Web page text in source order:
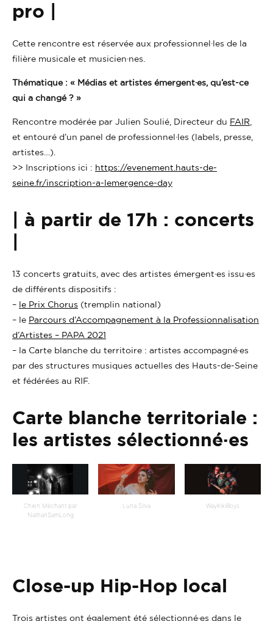
pro |
Cette rencontre est réservée aux professionnel·les de la
filière musicale et musicien·nes.
Thématique : « Médias et artistes émergent·es, qu’est-ce
qui a changé ? »
Rencontre modérée par Julien Soulié, Directeur du FAIR
et entouré d’un panel de professionnel·les (labels, presse,
artistes…).
>> Inscriptions ici : https://evenement.hauts-de-
seine.fr/inscription-a-lemergence-day
| à partir de 17h : concerts
13 concerts gratuits, avec des artistes émergent·es issu·es
de différents dispositifs :
– le Prix Chorus (tremplin national)
– le Parcours d’Accompagnement à la Professionnalisation
d’Artistes – PAPA 2021
– la Carte blanche du territoire : artistes accompagné·es
par des structures musiques actuelles des Hauts-de-Seine
et fédérées au RIF.
Carte blanche territoriale :
les artistes sélectionné·es
Chien Méchant par
NathanSamLong
Luna Silva WayKikiBoys
Close-up Hip-Hop local
Trois artistes ont également été sélectionné·es dans le